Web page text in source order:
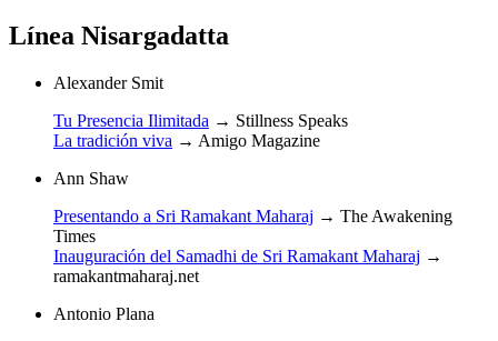
Línea Nisargadatta
Alexander Smit
Tu Presencia Ilimitada → Stillness Speaks
La tradición viva → Amigo Magazine
Ann Shaw
Presentando a Sri Ramakant Maharaj → The Awakening
Times
Inauguración del Samadhi de Sri Ramakant Maharaj →
ramakantmaharaj.net
Antonio Plana